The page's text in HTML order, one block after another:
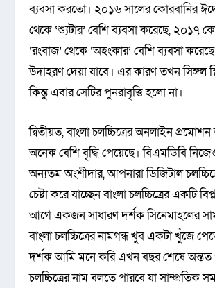
ব্যবসা করতো। ২০১৬ সালের কোরবানির ঈদে
থেকে ‘শ্যুটার’ বেশি ব্যবসা করেছে, ২০১৭
‘রংবাজ’ থেকে ‘অহংকার’ বেশি ব্যবসা
উদাহরণ দেয়া যাবে। এর কারণ তখন সিঙ্গল
কিন্তু এবার সেটির পুনরাবৃত্তি হলো না।
দ্বিতীয়ত, বাংলা চলচ্চিত্রের অনলাইন
অনেক বেশি বৃদ্ধি পেয়েছে। বিএমডিবি
অন্যতম অংশীদার, আপনারা ডিজিটাল
চেষ্টা করে যাচ্ছেন বাংলা চলচ্চিত্রের একটি
আগে একজন সাধারণ দর্শক সিনেমাহলের
বাংলা চলচ্চিত্রের নামগন্ধ খুব একটা খুঁজে
দর্শক আমি মনে করি এখন বছর শেষে অন্তত
চলচ্চিত্রের নাম বলতে পারবে যা সাম্প্রতিক